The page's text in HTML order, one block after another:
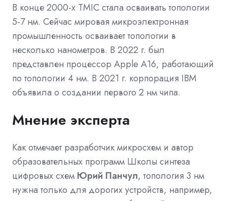
В конце 2000-х TMIC стала осваивать топологии
5-7 нм. Сейчас мировая микроэлектронная
промышленность осваивает топологии в
несколько нанометров. В 2022 г. был
представлен процессор Apple A16, работающий
по топологии 4 нм. В 2021 г. корпорация IBM
объявила о создании первого 2 нм чипа.
Мнение эксперта
Как отмечает разработчик микросхем и автор
образовательных программ Школы синтеза
цифровых схем Юрий Панчул, топология 3 нм
нужна только для дорогих устройств, например,